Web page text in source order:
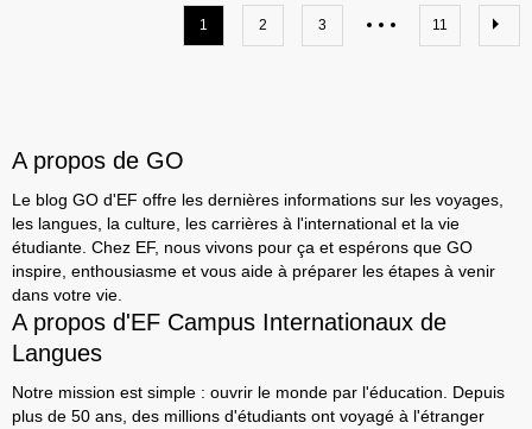
1 2 3 11
A propos de GO
Le blog GO d'EF offre les dernières informations sur les voyages,
les langues, la culture, les carrières à l'international et la vie
étudiante. Chez EF, nous vivons pour ça et espérons que GO
inspire, enthousiasme et vous aide à préparer les étapes à venir
dans votre vie.
A propos d'EF Campus Internationaux de
Langues
Notre mission est simple : ouvrir le monde par l'éducation. Depuis
plus de 50 ans, des millions d'étudiants ont voyagé à l'étranger